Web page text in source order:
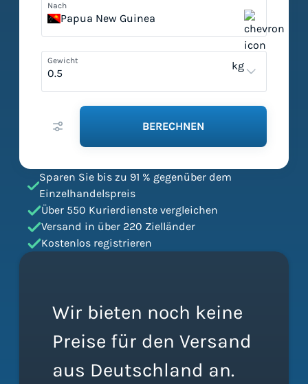
Nach
Papua New Guinea
Gewicht kg
BERECHNEN
Sparen Sie bis zu 91 % gegenüber dem
Einzelhandelspreis
Über 550 Kurierdienste vergleichen
Versand in über 220 Zielländer
Kostenlos registrieren
Wir bieten noch keine
Preise für den Versand
aus Deutschland an.